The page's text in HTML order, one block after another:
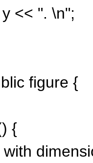
<< ". \n";
figure {
{